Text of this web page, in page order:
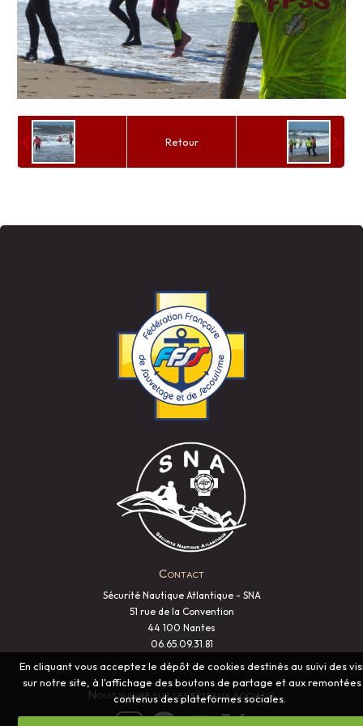
Retour
Contact
Sécurité Nautique Atlantique - SNA
51 rue de la Convention
44 100 Nantes
06.65.09.31.81
Nous suivre sur les réseaux sociaux
En cliquant vous acceptez le dépôt de cookies destinés au suivi des
sur notre site, à l'affichage des boutons de partage et aux
contenus des plateformes sociales.